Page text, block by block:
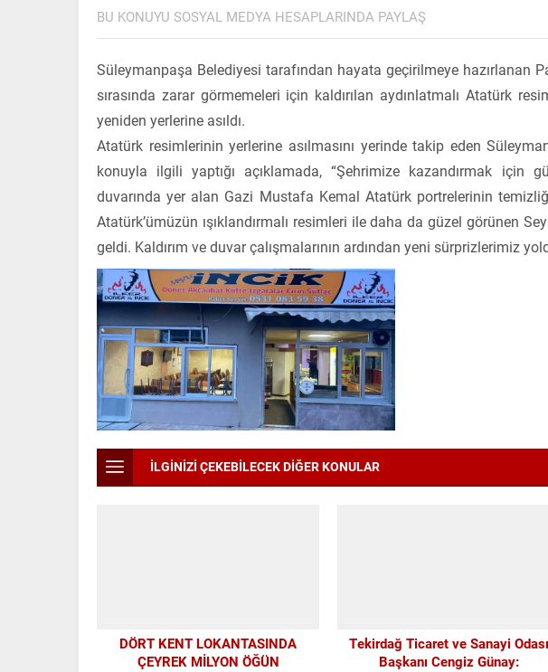
BU KONUYU SOSYAL MEDYA HESAPLARINDA PAYLAŞ
Süleymanpaşa Belediyesi tarafından hayata geçirilmeye hazırlanan
sırasında zarar görmemeleri için kaldırılan aydınlatmalı Atatürk
yeniden yerlerine asıldı.
Atatürk resimlerinin yerlerine asılmasını yerinde takip eden
konuyla ilgili yaptığı açıklamada, “Şehrimize kazandırmak için
duvarında yer alan Gazi Mustafa Kemal Atatürk portrelerinin
Atatürk’ümüzün ışıklandırmalı resimleri ile daha da güzel görünen
geldi. Kaldırım ve duvar çalışmalarının ardından yeni sürprizlerimiz
İLGİNİZİ ÇEKEBİLECEK DİĞER KONULAR
DÖRT KENT LOKANTASINDA
ÇEYREK MİLYON ÖĞÜN
Tekirdağ Ticaret ve Sanayi Odası
Başkanı Cengiz Günay: